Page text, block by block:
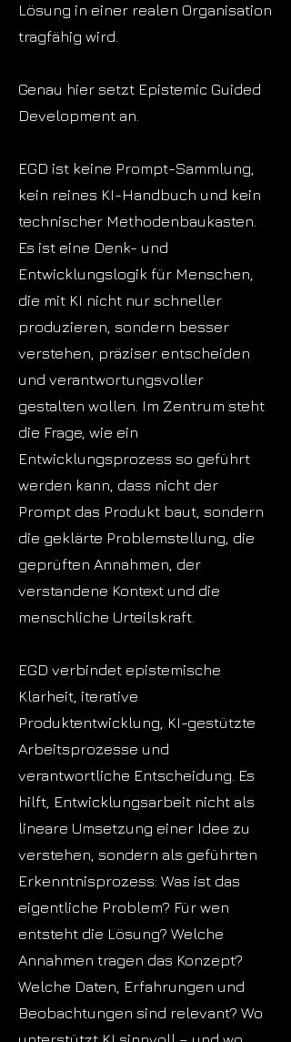
Lösung in einer realen Organisation
tragfähig wird.
Genau hier setzt Epistemic Guided
Development an.
EGD ist keine Prompt-Sammlung,
kein reines KI-Handbuch und kein
technischer Methodenbaukasten.
Es ist eine Denk- und
Entwicklungslogik für Menschen,
die mit KI nicht nur schneller
produzieren, sondern besser
verstehen, präziser entscheiden
und verantwortungsvoller
gestalten wollen. Im Zentrum steht
die Frage, wie ein
Entwicklungsprozess so geführt
werden kann, dass nicht der
Prompt das Produkt baut, sondern
die geklärte Problemstellung, die
geprüften Annahmen, der
verstandene Kontext und die
menschliche Urteilskraft.
EGD verbindet epistemische
Klarheit, iterative
Produktentwicklung, KI-gestützte
Arbeitsprozesse und
verantwortliche Entscheidung. Es
hilft, Entwicklungsarbeit nicht als
lineare Umsetzung einer Idee zu
verstehen, sondern als geführten
Erkenntnisprozess: Was ist das
eigentliche Problem? Für wen
entsteht die Lösung? Welche
Annahmen tragen das Konzept?
Welche Daten, Erfahrungen und
Beobachtungen sind relevant? Wo